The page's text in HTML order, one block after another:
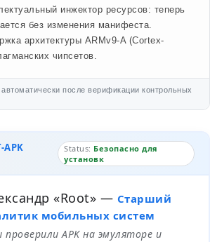
инжектор ресурсов: теперь
без изменения манифеста.
архитектуры ARMv9-A (Cortex-
чипсетов.
после верификации контрольных
APK
Status: Безопасно для
установк
«Root» — Старший
мобильных систем
APK на эмуляторе и